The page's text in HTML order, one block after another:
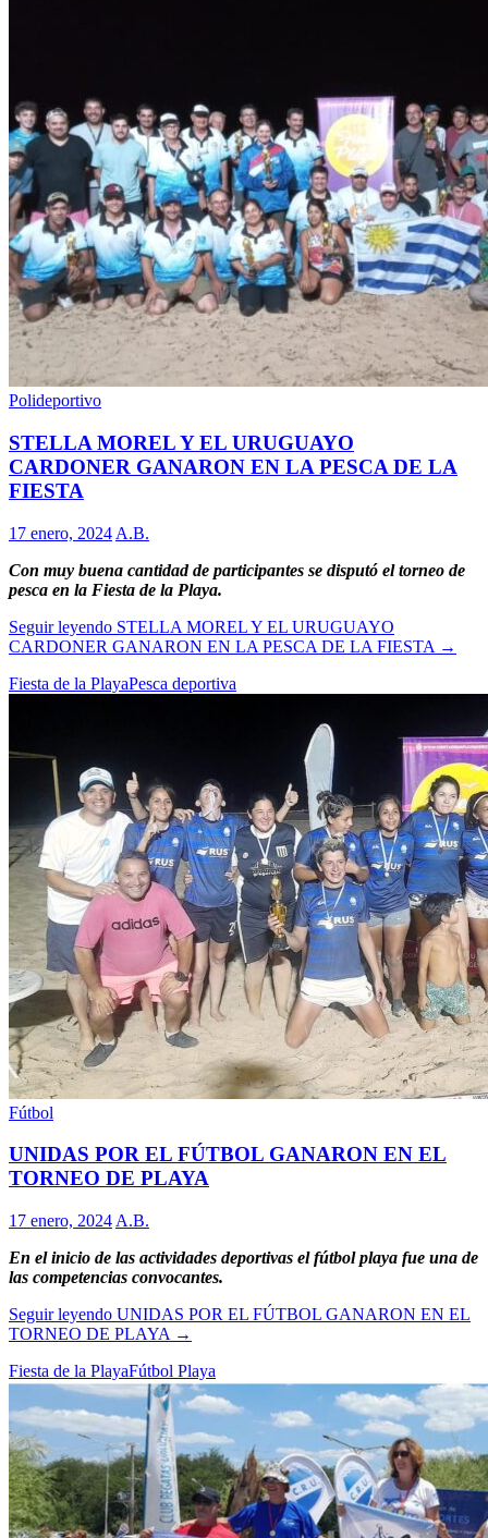
Polideportivo
STELLA MOREL Y EL URUGUAYO
CARDONER GANARON EN LA PESCA DE LA
FIESTA
17 enero, 2024 A.B.
Con muy buena cantidad de participantes se disputó el torneo de
pesca en la Fiesta de la Playa.
Seguir leyendo STELLA MOREL Y EL URUGUAYO
CARDONER GANARON EN LA PESCA DE LA FIESTA →
Fiesta de la PlayaPesca deportiva
Fútbol
UNIDAS POR EL FÚTBOL GANARON EN EL
TORNEO DE PLAYA
17 enero, 2024 A.B.
En el inicio de las actividades deportivas el fútbol playa fue una de
las competencias convocantes.
Seguir leyendo UNIDAS POR EL FÚTBOL GANARON EN EL
TORNEO DE PLAYA →
Fiesta de la PlayaFútbol Playa